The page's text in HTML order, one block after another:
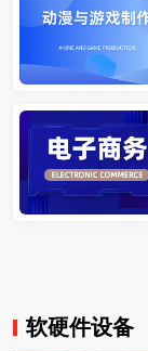
软硬件设备